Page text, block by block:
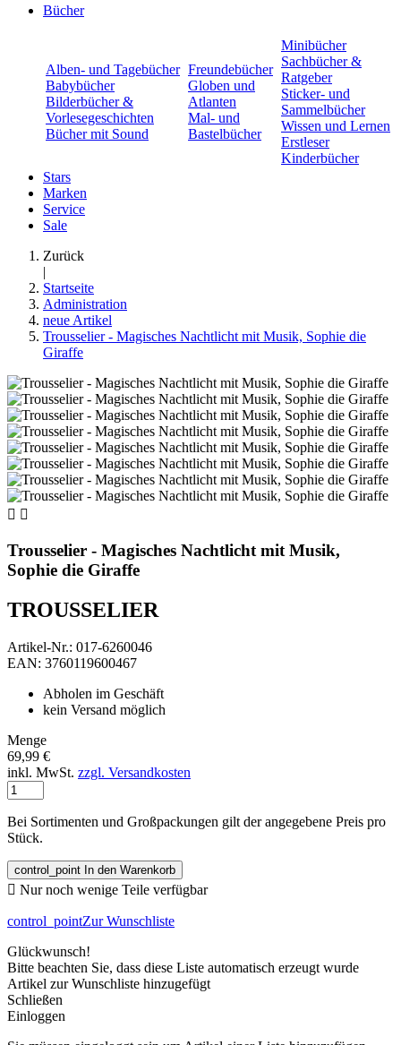
Bücher
Alben- und Tagebücher
Babybücher
Bilderbücher &
Vorlesegeschichten
Bücher mit Sound
Freundebücher
Globen und
Atlanten
Mal- und
Bastelbücher
Minibücher
Sachbücher &
Ratgeber
Sticker- und
Sammelbücher
Wissen und Lernen
Erstleser
Kinderbücher
Stars
Marken
Service
Sale
Zurück
|
Startseite
Administration
neue Artikel
Trousselier - Magisches Nachtlicht mit Musik, Sophie die
Giraffe
 
Trousselier - Magisches Nachtlicht mit Musik,
Sophie die Giraffe
TROUSSELIER
Artikel-Nr.: 017-6260046
EAN: 3760119600467
Abholen im Geschäft
kein Versand möglich
Menge
69,99 €
inkl. MwSt. zzgl. Versandkosten
Bei Sortimenten und Großpackungen gilt der angegebene Preis pro
Stück.
control_point In den Warenkorb
 Nur noch wenige Teile verfügbar
control_pointZur Wunschliste
Glückwunsch!
Bitte beachten Sie, dass diese Liste automatisch erzeugt wurde
Artikel zur Wunschliste hinzugefügt
Schließen
Einloggen